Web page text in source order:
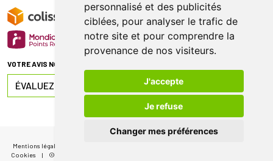
personnalisé et des publicités
ciblées, pour analyser le trafic de
notre site et pour comprendre la
provenance de nos visiteurs.
J'accepte
Je refuse
Changer mes préférences
VOTRE AVIS NOUS INTÉRESSE
ÉVALUEZ-NOUS SUR
Mentions légales
Cookies
| © 2026 Pharmacie de Sauternes